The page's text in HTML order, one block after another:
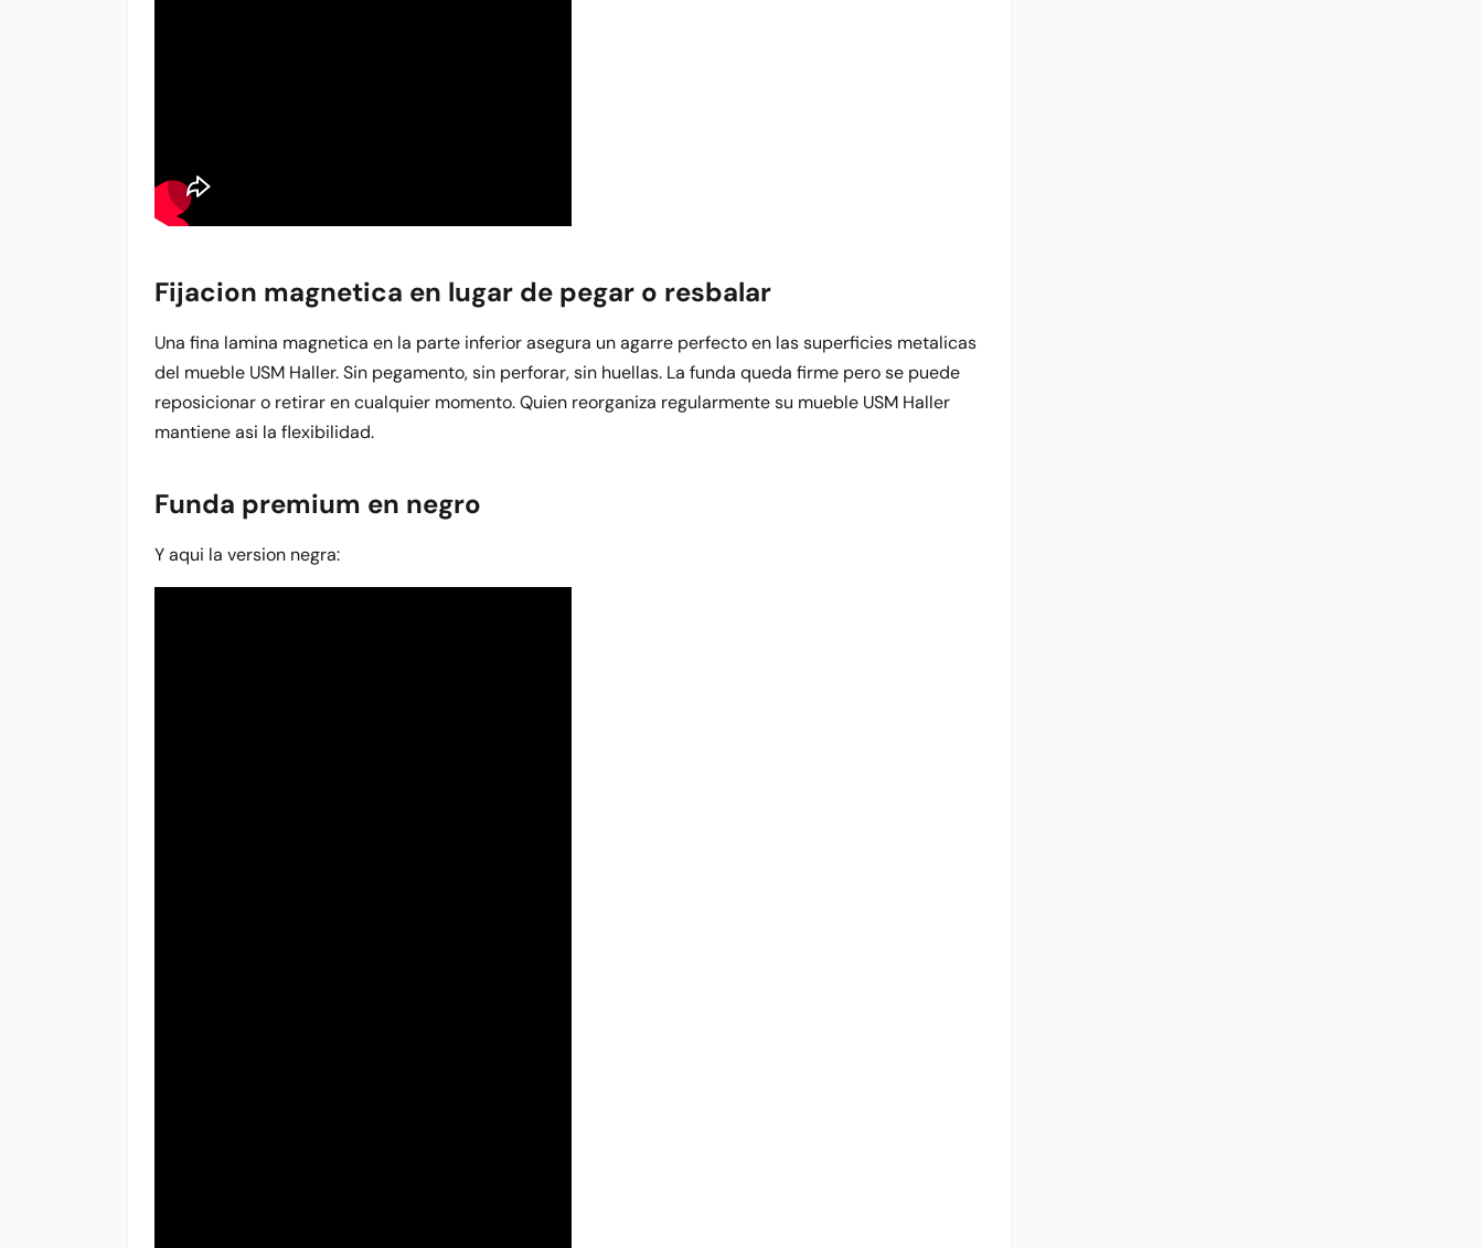
Fijacion magnetica en lugar de pegar o resbalar
Una fina lamina magnetica en la parte inferior asegura un agarre perfecto en las superficies metalicas
del mueble USM Haller. Sin pegamento, sin perforar, sin huellas. La funda queda firme pero se puede
reposicionar o retirar en cualquier momento. Quien reorganiza regularmente su mueble USM Haller
mantiene asi la flexibilidad.
Funda premium en negro
Y aqui la version negra: